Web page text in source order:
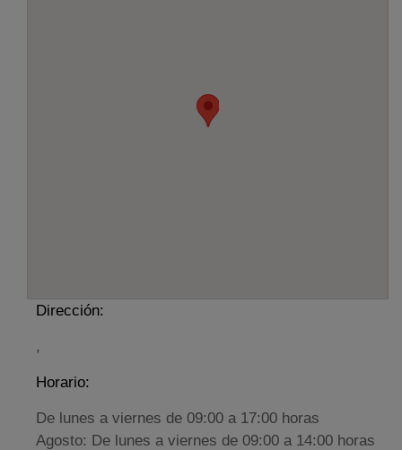
Dirección:
,
Horario:
De lunes a viernes de 09:00 a 17:00 horas
Agosto: De lunes a viernes de 09:00 a 14:00 horas